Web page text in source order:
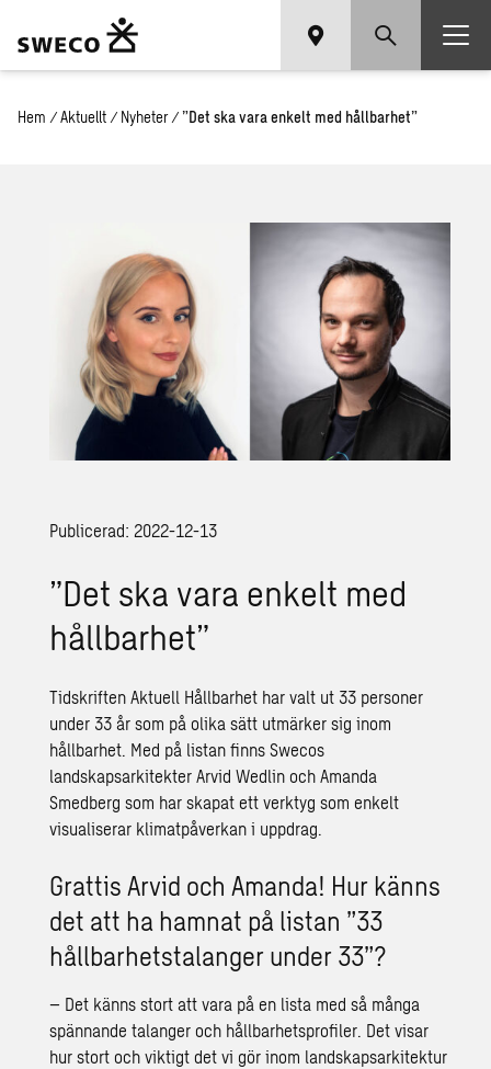
Hem / Aktuellt / Nyheter / ”Det ska vara enkelt med hållbarhet”
Publicerad: 2022-12-13
”Det ska vara enkelt med
hållbarhet”
Tidskriften Aktuell Hållbarhet har valt ut 33 personer
under 33 år som på olika sätt utmärker sig inom
hållbarhet. Med på listan finns Swecos
landskapsarkitekter Arvid Wedlin och Amanda
Smedberg som har skapat ett verktyg som enkelt
visualiserar klimatpåverkan i uppdrag.
Grattis Arvid och Amanda! Hur känns
det att ha hamnat på listan ”33
hållbarhetstalanger under 33”?
– Det känns stort att vara på en lista med så många
spännande talanger och hållbarhetsprofiler. Det visar
hur stort och viktigt det vi gör inom landskapsarkitektur